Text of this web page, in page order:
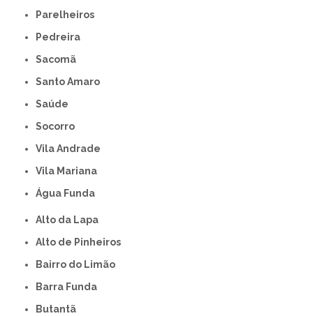
Parelheiros
Pedreira
Sacomã
Santo Amaro
Saúde
Socorro
Vila Andrade
Vila Mariana
Água Funda
Alto da Lapa
Alto de Pinheiros
Bairro do Limão
Barra Funda
Butantã